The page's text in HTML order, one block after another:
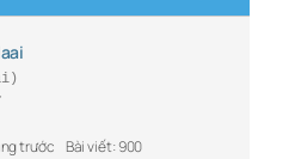
trước Bài viết: 900